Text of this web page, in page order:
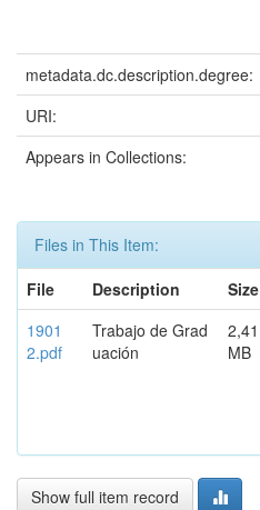
metadata.dc.description.degree:
URI:
Appears in Collections:
Files in This Item:
File
Description Size
1901
2.pdf
Trabajo de Grad
uación
2,41
MB
Show full item record